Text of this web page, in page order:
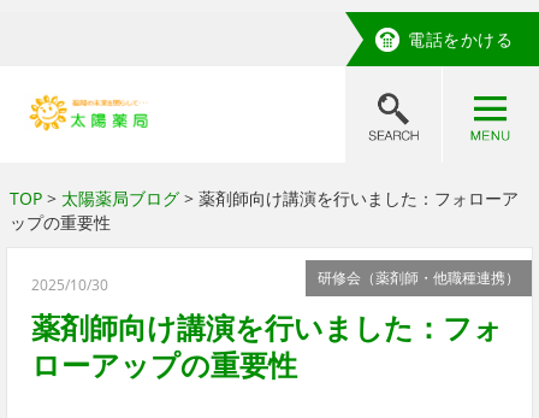
電話をかける
TOP> 太陽薬局ブログ> 薬剤師向け講演を行いました：フォローア
ップの重要性
研修会（薬剤師・他職種連携）
2025/10/30
薬剤師向け講演を行いました：フォ
ローアップの重要性